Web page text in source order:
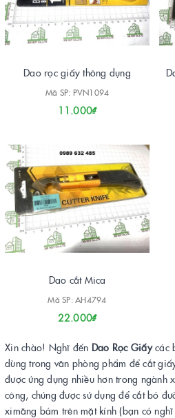
Dao rọc giấy thông dụng
Mã SP: PVN1094
11.000₫
Dao cắt Mica
Mã SP: AH4794
22.000₫
Xin chào! Nghĩ đến Dao Rọc Giấycác
dùng trong văn phòng phẩm để cắt
được ứng dụng nhiều hơn trong ngành
công, chúng được sử dụng để cắt bỏ
ximăng bám trên mặt kính (bạn có